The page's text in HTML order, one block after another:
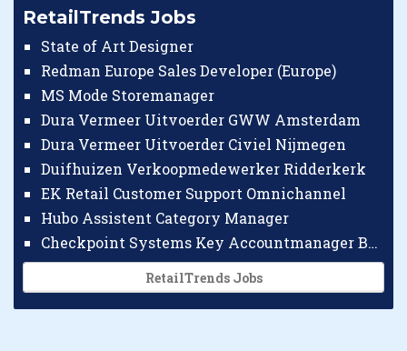
RetailTrends Jobs
State of Art Designer
Redman Europe Sales Developer (Europe)
MS Mode Storemanager
Dura Vermeer Uitvoerder GWW Amsterdam
Dura Vermeer Uitvoerder Civiel Nijmegen
Duifhuizen Verkoopmedewerker Ridderkerk
EK Retail Customer Support Omnichannel
Hubo Assistent Category Manager
Checkpoint Systems Key Accountmanager Benelux
RetailTrends Jobs